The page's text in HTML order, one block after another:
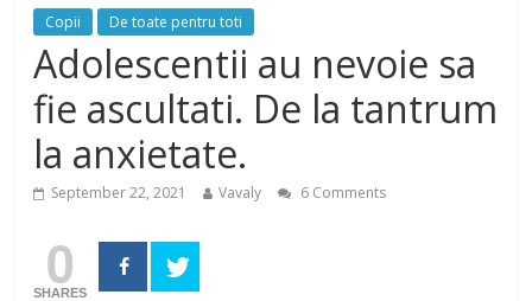
Copii De toate pentru toti
Adolescentii au nevoie sa
fie ascultati. De la tantrum
la anxietate.
September 22, 2021 Vavaly 6 Comments
0
SHARES